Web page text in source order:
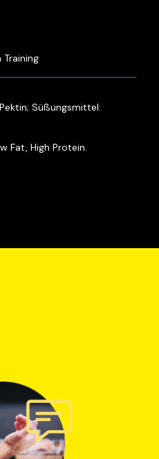
Süßungsmittel:
Fat, High Protein.